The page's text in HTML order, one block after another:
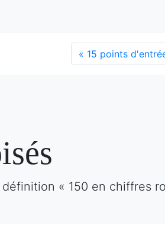
« 15 points
« 150 en chiffres